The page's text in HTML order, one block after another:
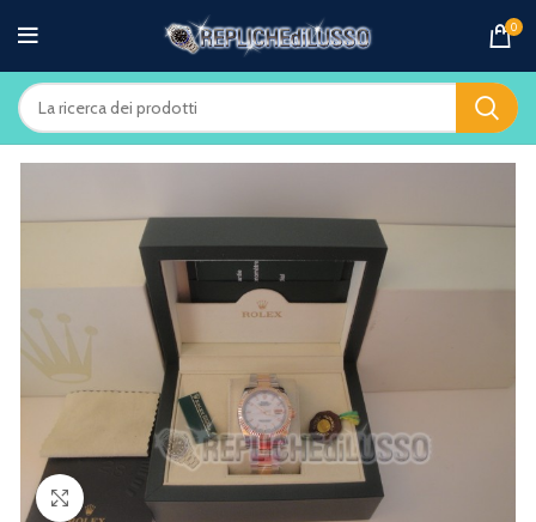
0
Clicca per ingrandire